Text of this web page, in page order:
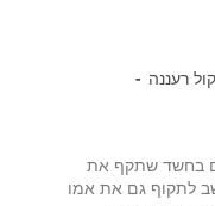
קול רעננה
בחשד שתקף את
לתקוף גם את אמו